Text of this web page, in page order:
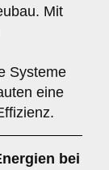
Mit
Systeme
eine
bei